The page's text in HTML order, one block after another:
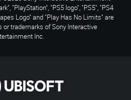
"PlayStation", "PS5 logo", "PS5", "PS4
Logo" and "Play Has No Limits" are
or trademarks of Sony Interactive
Inc.